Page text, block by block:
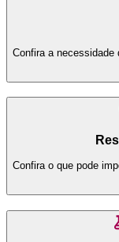
Confira a necessidade
Confira o que pode